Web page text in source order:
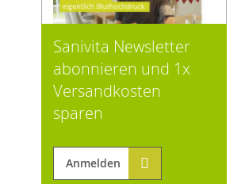
Sanivita Newsletter
abonnieren und 1x
Versandkosten
sparen
Anmelden